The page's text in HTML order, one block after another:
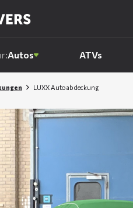
Autos ATVs
LUXX Autoabdeckung